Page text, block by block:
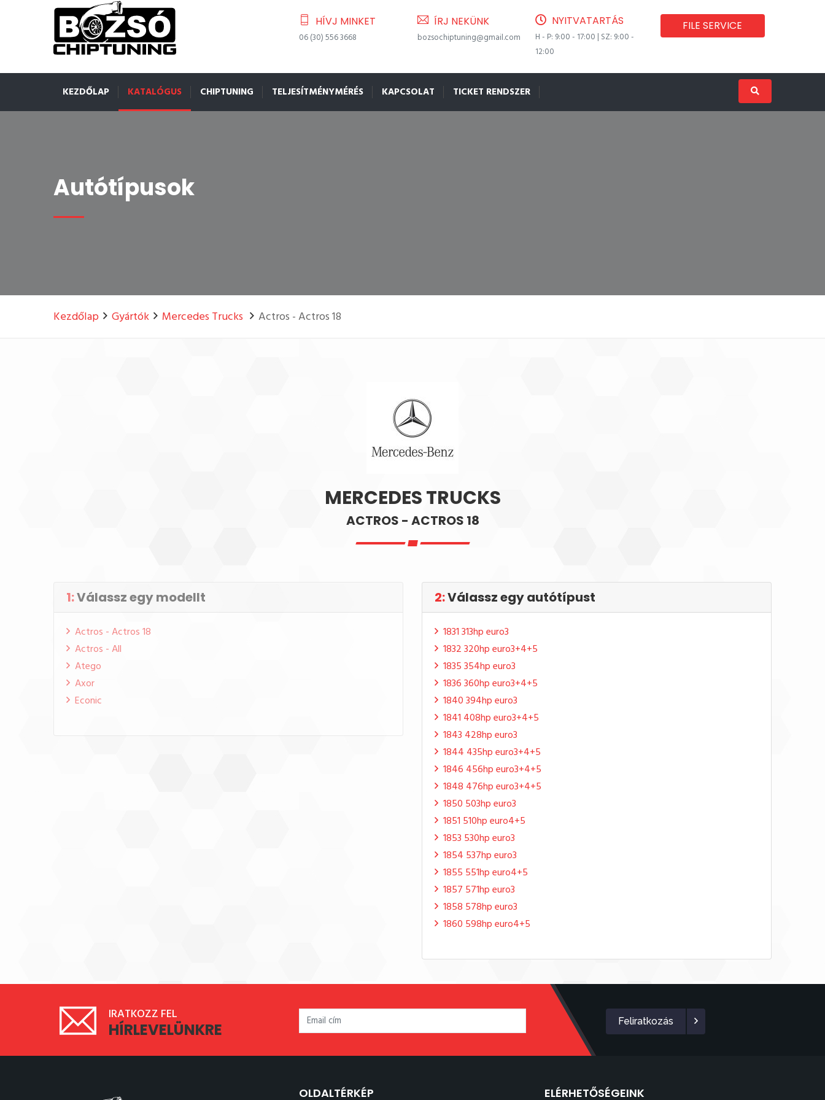
HÍVJ MINKET
06 (30) 556 3668
ÍRJ NEKÜNK
bozsochiptuning@gmail.com
NYITVATARTÁS
H - P: 9:00 - 17:00 | SZ: 9:00 -
12:00
FILE SERVICE
KEZDŐLAP KATALÓGUS CHIPTUNING TELJESÍTMÉNYMÉRÉS KAPCSOLAT TICKET RENDSZER
Autótípusok
Kezdőlap Gyártók Mercedes Trucks Actros - Actros 18
MERCEDES TRUCKS
ACTROS - ACTROS 18
1:Válassz egy modellt
Actros - Actros 18
Actros - All
Atego
Axor
Econic
2:Válassz egy autótípust
1831 313hp euro3
1832 320hp euro3+4+5
1835 354hp euro3
1836 360hp euro3+4+5
1840 394hp euro3
1841 408hp euro3+4+5
1843 428hp euro3
1844 435hp euro3+4+5
1846 456hp euro3+4+5
1848 476hp euro3+4+5
1850 503hp euro3
1851 510hp euro4+5
1853 530hp euro3
1854 537hp euro3
1855 551hp euro4+5
1857 571hp euro3
1858 578hp euro3
1860 598hp euro4+5
IRATKOZZ FEL
HÍRLEVELÜNKRE Feliratkozás
OLDALTÉRKÉP ELÉRHETŐSÉGEINK